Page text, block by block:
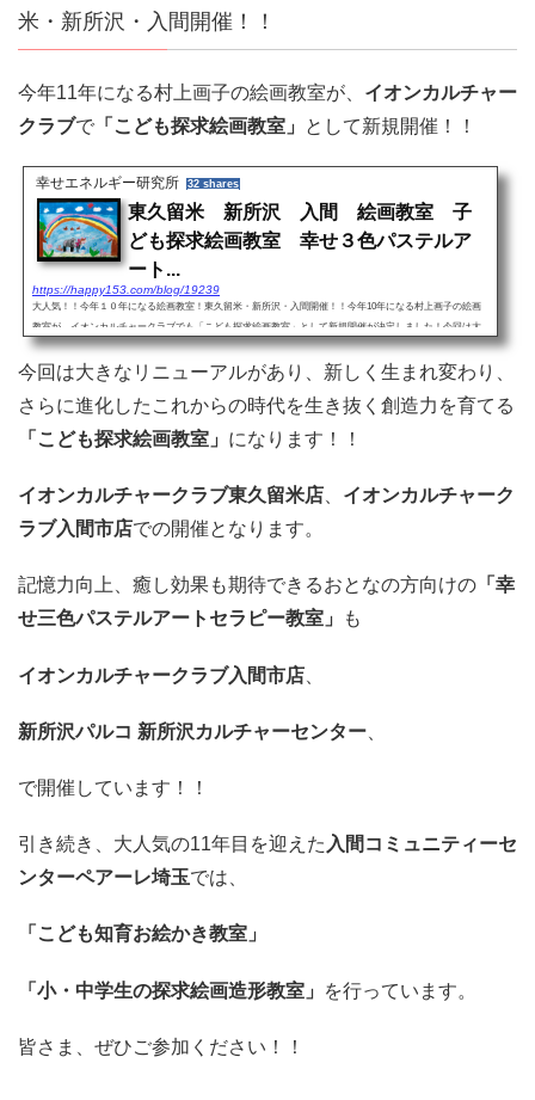
米・新所沢・入間開催！！
今年11年になる村上画子の絵画教室が、 イオンカルチャー
クラブで 「こども探求絵画教室」 として新規開催！！
幸せエネルギー研究所 32 shares
東久留米 新所沢 入間 絵画教室 子
ども探求絵画教室 幸せ３色パステルア
ート...
https://happy153.com/blog/19239
大人気！！今年１０年になる絵画教室！東久留米・新所沢・入間開催！！今年10年になる村上画子の絵画
教室が、イオンカルチャークラブでも「こども探求絵画教室」として新規開催が決定しました！今回は大
きなリニューアルがあり、新しく生まれ変わり、さらに進化した...
今回は大きなリニューアルがあり、新しく生まれ変わり、
さらに進化したこれからの時代を生き抜く創造力を育てる
「こども探求絵画教室」 になります！！
イオンカルチャークラブ東久留米店
イオンカルチャーク
ラブ入間市店での開催となります。
記憶力向上、癒し効果も期待できるおとなの方向けの 「幸
せ三色パステルアートセラピー教室」
も
イオンカルチャークラブ入間市店
新所沢パルコ 新所沢カルチャーセンター
で開催しています！！
引き続き、大人気の11年目を迎えた 入間コミュニティーセ
ンターペアーレ埼玉では、
「こども知育お絵かき教室」
「小・中学生の探求絵画造形教室」 を行っています。
皆さま、ぜひご参加ください！！